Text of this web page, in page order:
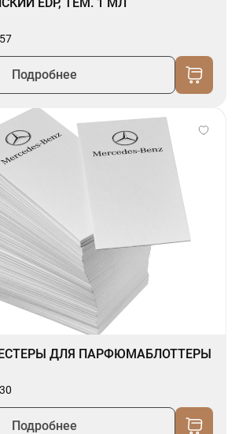
EDP, ТЕМ. 1 МЛ
Подробнее
ДЛЯ ПАРФЮМАБЛОТТЕРЫ
Подробнее